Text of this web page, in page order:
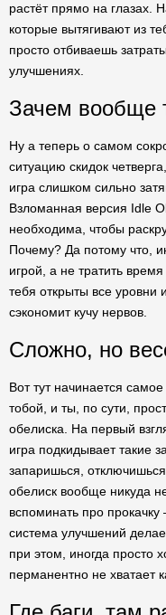
растёт прямо на глазах.
которые вытягивают из
просто отбиваешь
улучшениях.
Зачем вообще
Ну а теперь о самом
ситуацию скидок
игра слишком сильно
Взломанная версия Idle
необходима, чтобы
Почему? Да потому что,
игрой, а не тратить
тебя открыты все уровни
сэкономит кучу нервов.
Сложно, но
Вот тут начинается
тобой, и ты, по сути,
обелиска. На первый
игра подкидывает такие
запаришься,
обелиск вообще никуда
вспоминать про
система улучшений
при этом, иногда просто
перманентно не хватает